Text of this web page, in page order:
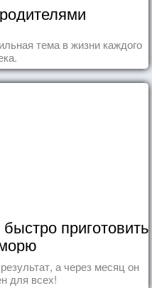
тема в жизни каждого
приготовить
а через месяц он
для всех!